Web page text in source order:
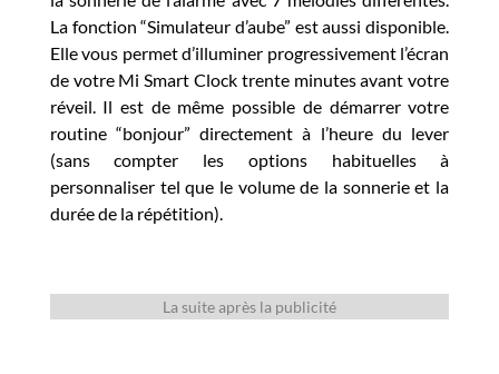
La fonction “Simulateur d’aube” est aussi disponible.
Elle vous permet d’illuminer progressivement l’écran
de votre Mi Smart Clock trente minutes avant votre
réveil. Il est de même possible de démarrer votre
routine “bonjour” directement à l’heure du lever
(sans compter les options habituelles à
personnaliser tel que le volume de la sonnerie et la
durée de la répétition).
La suite après la publicité